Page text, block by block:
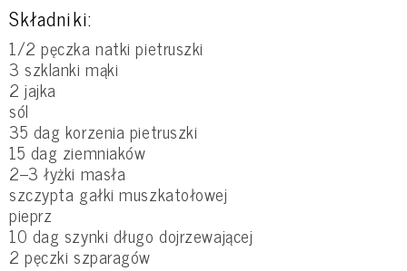
Składniki:
1/2 pęczka natki pietruszki
3 szklanki mąki
2 jajka
sól
35 dag korzenia pietruszki
15 dag ziemniaków
2–3 łyżki masła
szczypta gałki muszkatołowej
pieprz
10 dag szynki długo dojrzewającej
2 pęczki szparagów